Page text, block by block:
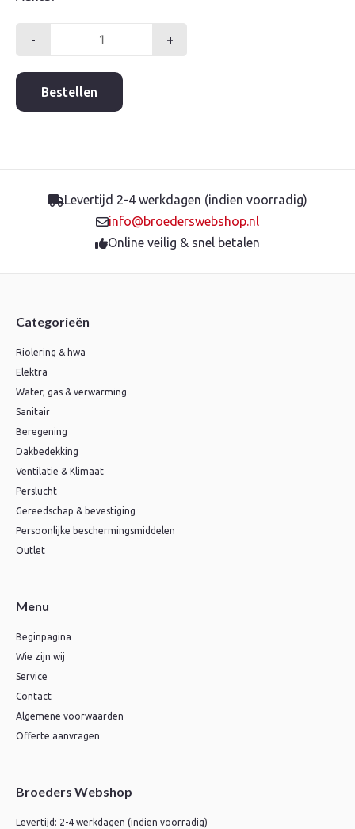
-
pijpnippel
3/4"x150mm
aantal
+
Bestellen
Levertijd 2-4 werkdagen (indien voorradig)
info@broederswebshop.nl
Online veilig & snel betalen
Categorieën
Riolering & hwa
Elektra
Water, gas & verwarming
Sanitair
Beregening
Dakbedekking
Ventilatie & Klimaat
Perslucht
Gereedschap & bevestiging
Persoonlijke beschermingsmiddelen
Outlet
Menu
Beginpagina
Wie zijn wij
Service
Contact
Algemene voorwaarden
Offerte aanvragen
Broeders Webshop
Levertijd: 2-4 werkdagen (indien voorradig)